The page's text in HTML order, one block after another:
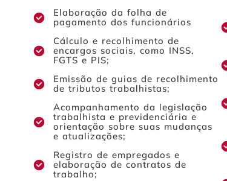
Elaboração da folha de
pagamento dos funcionários
Cálculo e recolhimento de
encargos sociais, como INSS,
FGTS e PIS;
Emissão de guias de recolhimento
de tributos trabalhistas;
Acompanhamento da legislação
trabalhista e previdenciária e
orientação sobre suas mudanças
e atualizações;
Registro de empregados e
elaboração de contratos de
trabalho;